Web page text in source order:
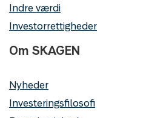
Indre værdi
Investorrettigheder
Om SKAGEN
Nyheder
Investeringsfilosofi